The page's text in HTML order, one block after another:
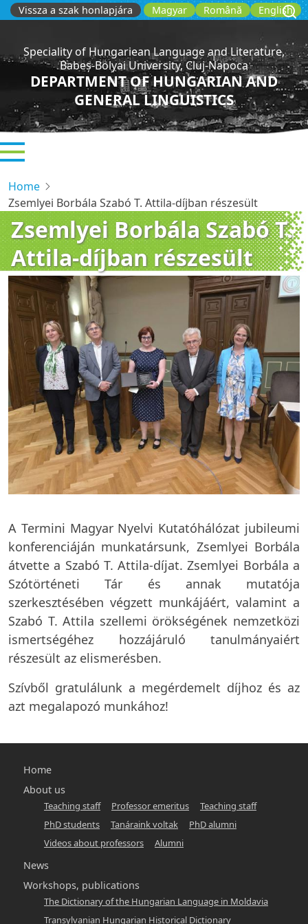
Skip
to
content
Magyar Română English
Vissza a szak honlapjára
Speciality of Hungariean Language and Literature,
Babeș-Bolyai University, Cluj-Napoca
DEPARTMENT OF HUNGARIAN AND
GENERAL LINGUISTICS
Home
Zsemlyei Borbála Szabó T. Attila-díjban részesült
Zsemlyei Borbála Szabó T.
Attila-díjban részesült
A Termini Magyar Nyelvi Kutatóhálózat jubileumi
konferenciáján munkatársunk, Zsemlyei Borbála
átvette a Szabó T. Attila-díjat. Zsemlyei Borbála a
Szótörténeti Tár és annak mutatója
szerkesztésében végzett munkájáért, valamint a
Szabó T. Attila szellemi örökségének nemzetközi
ismertségéhez hozzájáruló tanulmányaiért
részesült az elismerésben.
Szívből gratulálunk a megérdemelt díjhoz és az
azt megalapozó munkához!
Main
navigation
hunlang
Home
About us
Teaching staff Professor emeritus
Teaching staff
PhD students
Tanáraink voltak
PhD alumni
Videos about professors
Alumni
News
Workshops, publications
The Dictionary of the Hungarian Language in Moldavia
Transylvanian Hungarian Historical Dictionary